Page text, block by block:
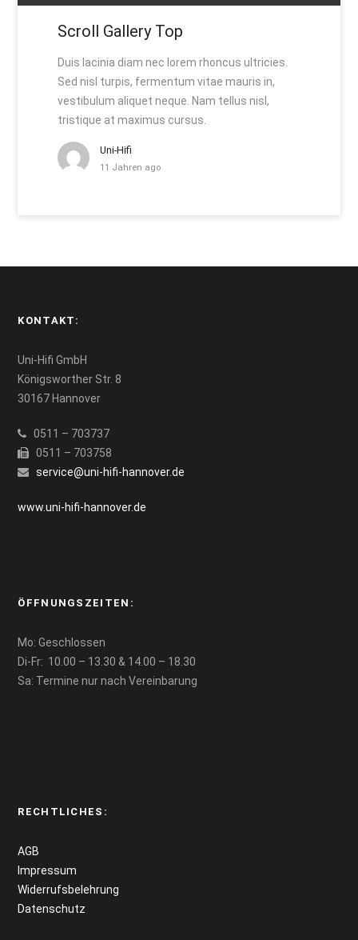
Scroll Gallery Top
Duis lacinia diam nec lorem rhoncus ultricies.
Sed nisl turpis, fermentum vitae mauris in,
vestibulum aliquet neque. Nam tellus nisl,
tristique at maximus cursus.
Uni-Hifi
11 Jahren ago
KONTAKT:
Uni-Hifi GmbH
Königsworther Str. 8
30167 Hannover
0511 – 703737
0511 – 703758
service@uni-hifi-hannover.de
www.uni-hifi-hannover.de
ÖFFNUNGSZEITEN:
Mo: Geschlossen
Di-Fr: 10.00 – 13.30 & 14.00 – 18.30
Sa: Termine nur nach Vereinbarung
RECHTLICHES:
AGB
Impressum
Widerrufsbelehrung
Datenschutz